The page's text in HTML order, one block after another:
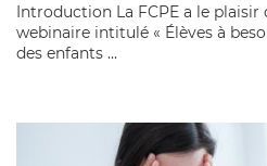
Introduction La FCPE a le
webinaire intitulé « Élèves à
des enfants ...